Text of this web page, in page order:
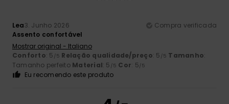
Lea3. Junho 2026
Compra verificada
Assento confortável
Mostrar original - Italiano
Conforto: 5 /5 Relação qualidade/preço: 5 /5 Tamanho:
Tamanho perfeito Material: 5 /5 Cor: 5/5
Eu recomendo este produto